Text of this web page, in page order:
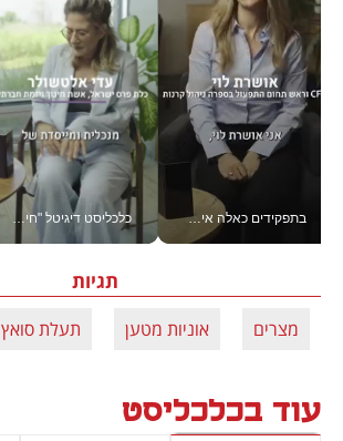
בתפקידים כאלה אי אפשר לחכות: אושרת לוי מניעה השקעות ענק מהטלפון_v כלכליסט דיגיטל "חינוך הוא המשימה של החיים שלי"_v
תגיות
מצרים אוניות מטען תעלת סואץ
עוד בכלכליסט